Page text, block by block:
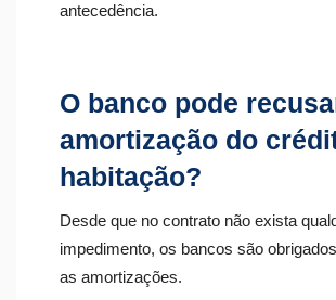
antecedência.
O banco pode
amortização do
habitação?
Desde que no contrato não exista
impedimento, os bancos são
as amortizações.